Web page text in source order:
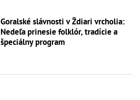
Goralské slávnosti v Ždiari vrcholia:
Nedeľa prinesie folklór, tradície a
špeciálny program